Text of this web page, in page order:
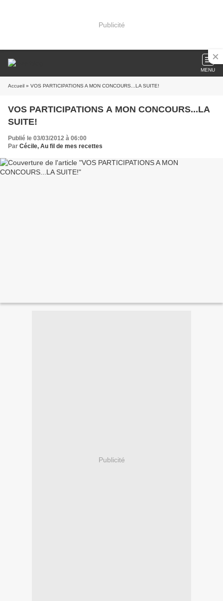
Publicité
MENU
Accueil » VOS PARTICIPATIONS A MON CONCOURS...LA SUITE!
VOS PARTICIPATIONS A MON CONCOURS...LA
SUITE!
Publié le 03/03/2012 à 06:00
Par Cécile, Au fil de mes recettes
Publicité